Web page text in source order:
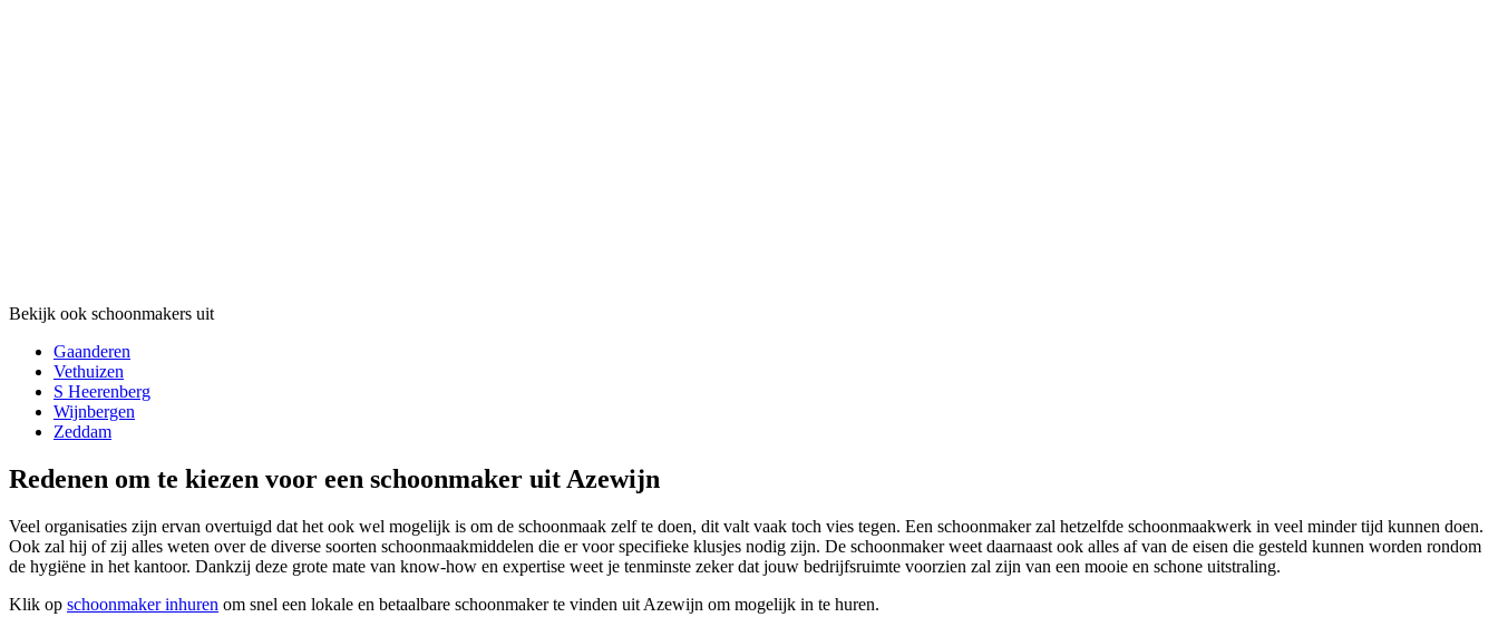
Bekijk ook schoonmakers uit
Gaanderen
Vethuizen
S Heerenberg
Wijnbergen
Zeddam
Redenen om te kiezen voor een schoonmaker uit Azewijn
Veel organisaties zijn ervan overtuigd dat het ook wel mogelijk is om de schoonmaak zelf te doen, dit valt vaak toch vies tegen. Een schoonmaker zal hetzelfde schoonmaakwerk in veel minder tijd kunnen doen.
Ook zal hij of zij alles weten over de diverse soorten schoonmaakmiddelen die er voor specifieke klusjes nodig zijn. De schoonmaker weet daarnaast ook alles af van de eisen die gesteld kunnen worden rondom
de hygiëne in het kantoor. Dankzij deze grote mate van know-how en expertise weet je tenminste zeker dat jouw bedrijfsruimte voorzien zal zijn van een mooie en schone uitstraling.
Klik op schoonmaker inhuren om snel een lokale en betaalbare schoonmaker te vinden uit Azewijn om mogelijk in te huren.